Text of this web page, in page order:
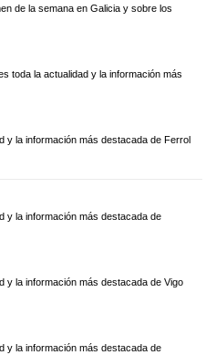
de la semana en Galicia y sobre los
toda la actualidad y la información más
y la información más destacada de Ferrol
y la información más destacada de
y la información más destacada de Vigo
y la información más destacada de